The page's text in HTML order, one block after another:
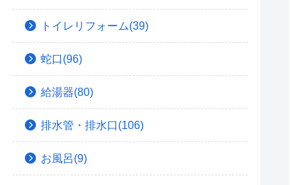
トイレリフォーム(39)
蛇口(96)
給湯器(80)
排水管・排水口(106)
お風呂(9)